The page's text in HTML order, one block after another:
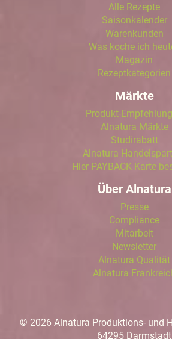
Alle Rezepte
Saisonkalender
Warenkunden
Was koche ich
Magazin
Rezeptkategorien
Märkte
Produkt-
Alnatura Märkte
Studirabatt
Alnatura
Hier PAYBACK Karte
Über Alnatura
Presse
Compliance
Mitarbeit
Newsletter
Alnatura Qualität
Alnatura
© 2026 Alnatura Produktions- und
64295 Darmstadt